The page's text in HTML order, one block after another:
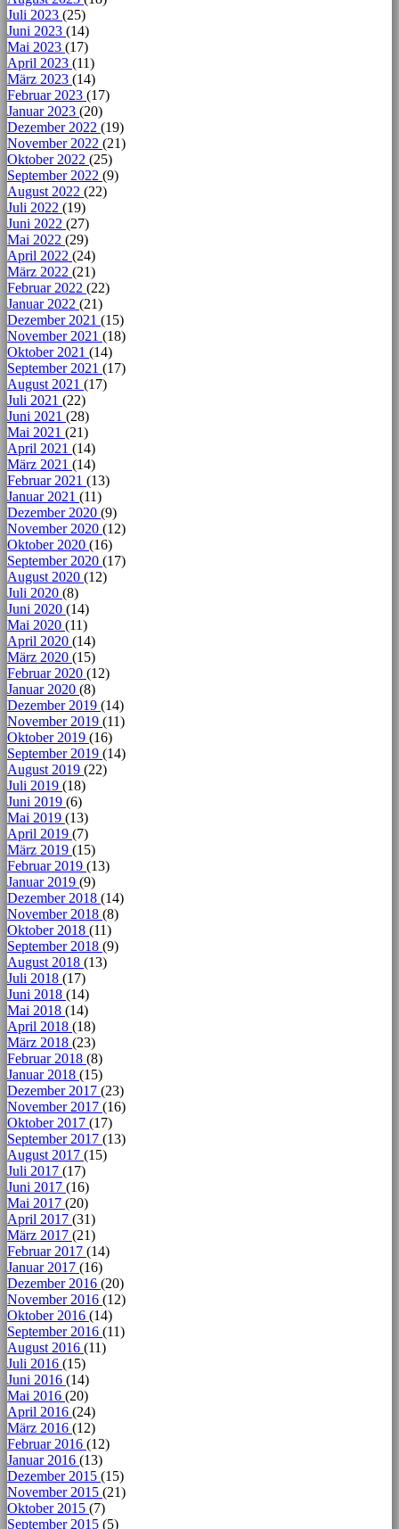
Juli 2023 (25)
Juni 2023 (14)
Mai 2023 (17)
April 2023 (11)
März 2023 (14)
Februar 2023 (17)
Januar 2023 (20)
Dezember 2022 (19)
November 2022 (21)
Oktober 2022 (25)
September 2022 (9)
August 2022 (22)
Juli 2022 (19)
Juni 2022 (27)
Mai 2022 (29)
April 2022 (24)
März 2022 (21)
Februar 2022 (22)
Januar 2022 (21)
Dezember 2021 (15)
November 2021 (18)
Oktober 2021 (14)
September 2021 (17)
August 2021 (17)
Juli 2021 (22)
Juni 2021 (28)
Mai 2021 (21)
April 2021 (14)
März 2021 (14)
Februar 2021 (13)
Januar 2021 (11)
Dezember 2020 (9)
November 2020 (12)
Oktober 2020 (16)
September 2020 (17)
August 2020 (12)
Juli 2020 (8)
Juni 2020 (14)
Mai 2020 (11)
April 2020 (14)
März 2020 (15)
Februar 2020 (12)
Januar 2020 (8)
Dezember 2019 (14)
November 2019 (11)
Oktober 2019 (16)
September 2019 (14)
August 2019 (22)
Juli 2019 (18)
Juni 2019 (6)
Mai 2019 (13)
April 2019 (7)
März 2019 (15)
Februar 2019 (13)
Januar 2019 (9)
Dezember 2018 (14)
November 2018 (8)
Oktober 2018 (11)
September 2018 (9)
August 2018 (13)
Juli 2018 (17)
Juni 2018 (14)
Mai 2018 (14)
April 2018 (18)
März 2018 (23)
Februar 2018 (8)
Januar 2018 (15)
Dezember 2017 (23)
November 2017 (16)
Oktober 2017 (17)
September 2017 (13)
August 2017 (15)
Juli 2017 (17)
Juni 2017 (16)
Mai 2017 (20)
April 2017 (31)
März 2017 (21)
Februar 2017 (14)
Januar 2017 (16)
Dezember 2016 (20)
November 2016 (12)
Oktober 2016 (14)
September 2016 (11)
August 2016 (11)
Juli 2016 (15)
Juni 2016 (14)
Mai 2016 (20)
April 2016 (24)
März 2016 (12)
Februar 2016 (12)
Januar 2016 (13)
Dezember 2015 (15)
November 2015 (21)
Oktober 2015 (7)
September 2015 (5)